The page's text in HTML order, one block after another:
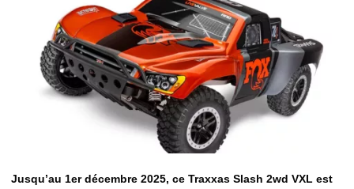
Jusqu’au 1er décembre 2025, ce Traxxas Slash 2wd VXL est